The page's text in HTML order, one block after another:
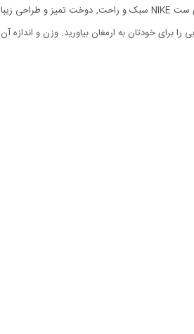
است. این محصول به صورت فری سایز عرضه می شود که برای سایزهای لارج و ایکس لارج مناسب خواهد بود. مدل رکابی دارای چاپ بسیار شیک است. مزايای ست NIKE سبک و راحت, دوخت تميز و طراحی زیبا
خودتان به ارمغان بیاورید. وزن و اندازه آن